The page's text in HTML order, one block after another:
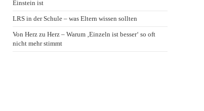
Einstein ist
LRS in der Schule – was Eltern wissen sollten
Von Herz zu Herz – Warum ‚Einzeln ist besser‘ so oft
nicht mehr stimmt